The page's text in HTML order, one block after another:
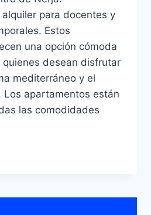
para docentes y
Estos
una opción cómoda
desean disfrutar
mediterráneo y el
Los apartamentos están
las comodidades